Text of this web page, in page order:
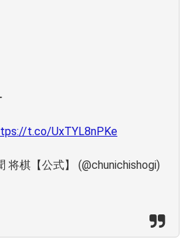
t.co/UxTYL8nPKe
将棋【公式】 (@chunichishogi)